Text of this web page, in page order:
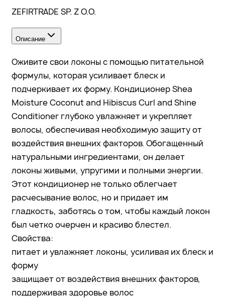
ZEFIRTRADE SP. Z O.O.
Описание
Оживите свои локоны с помощью питательной
формулы, которая усиливает блеск и
подчеркивает их форму. Кондиционер Shea
Moisture Coconut and Hibiscus Curl and Shine
Conditioner глубоко увлажняет и укрепляет
волосы, обеспечивая необходимую защиту от
воздействия внешних факторов. Обогащенный
натуральными ингредиентами, он делает
локоны живыми, упругими и полными энергии.
Этот кондиционер не только облегчает
расчесывание волос, но и придает им
гладкость, заботясь о том, чтобы каждый локон
был четко очерчен и красиво блестел.
Свойства:
питает и увлажняет локоны, усиливая их блеск и
форму
защищает от воздействия внешних факторов,
поддерживая здоровье волос